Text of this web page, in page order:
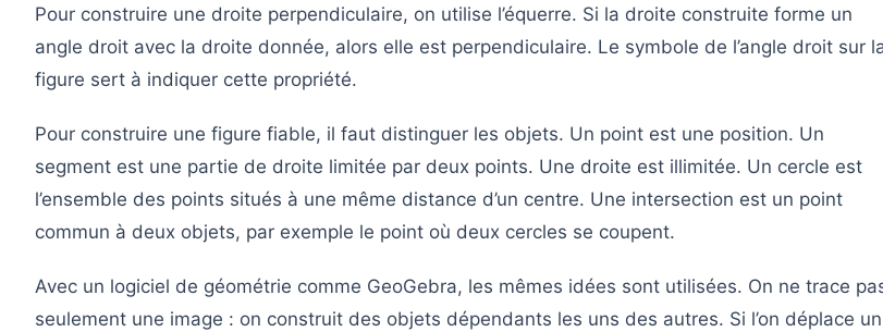
Pour construire une droite perpendiculaire, on utilise l’équerre. Si la droite construite forme un
angle droit avec la droite donnée, alors elle est perpendiculaire. Le symbole de l’angle droit sur
figure sert à indiquer cette propriété.
Pour construire une figure fiable, il faut distinguer les objets. Un point est une position. Un
segment est une partie de droite limitée par deux points. Une droite est illimitée. Un cercle est
l’ensemble des points situés à une même distance d’un centre. Une intersection est un point
commun à deux objets, par exemple le point où deux cercles se coupent.
Avec un logiciel de géométrie comme GeoGebra, les mêmes idées sont utilisées. On ne trace
seulement une image : on construit des objets dépendants les uns des autres. Si l’on déplace un